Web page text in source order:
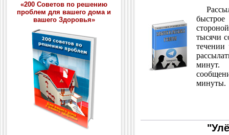
«200 Советов по решению
проблем для вашего дома и
вашего Здоровья»
тысячи
течении
минут.
минуты.